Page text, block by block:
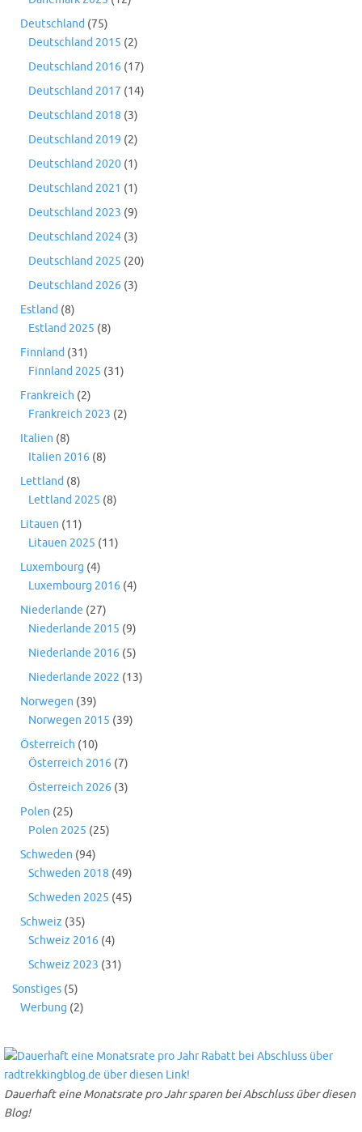
Deutschland (75)
Deutschland 2015 (2)
Deutschland 2016 (17)
Deutschland 2017 (14)
Deutschland 2018 (3)
Deutschland 2019 (2)
Deutschland 2020 (1)
Deutschland 2021 (1)
Deutschland 2023 (9)
Deutschland 2024 (3)
Deutschland 2025 (20)
Deutschland 2026 (3)
Estland (8)
Estland 2025 (8)
Finnland (31)
Finnland 2025 (31)
Frankreich (2)
Frankreich 2023 (2)
Italien (8)
Italien 2016 (8)
Lettland (8)
Lettland 2025 (8)
Litauen (11)
Litauen 2025 (11)
Luxembourg (4)
Luxembourg 2016 (4)
Niederlande (27)
Niederlande 2015 (9)
Niederlande 2016 (5)
Niederlande 2022 (13)
Norwegen (39)
Norwegen 2015 (39)
Österreich (10)
Österreich 2016 (7)
Österreich 2026 (3)
Polen (25)
Polen 2025 (25)
Schweden (94)
Schweden 2018 (49)
Schweden 2025 (45)
Schweiz (35)
Schweiz 2016 (4)
Schweiz 2023 (31)
Sonstiges (5)
Werbung (2)
Dauerhaft eine Monatsrate pro Jahr sparen bei Abschluss über diesen
Blog!